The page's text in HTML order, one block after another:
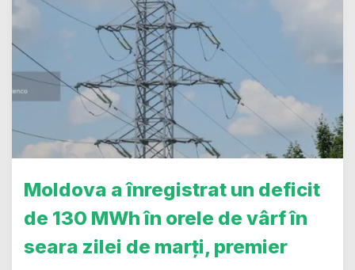
Moldova a înregistrat un deficit
de 130 MWh în orele de vârf în
seara zilei de marți, premier